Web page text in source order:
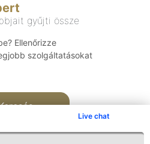
Live chat
gyűjti össze
Ellenőrizze
szolgáltatásokat